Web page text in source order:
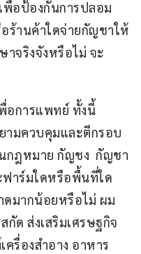
พื่อป้องกันการปลอม
ร้านค้าใดจ่ายกัญชาให้
จริงจังหรือไม่ จะ
อการแพทย์ ทั้งนี้
ามควบคุมและตีกรอบ
กฎหมาย กัญชง  กัญชา
ฟาร์มใดหรือพื้นที่ใด
ดมากน้อยหรือไม่ ผม
ด ส่งเสริมเศรษฐกิจ
รื่องสำอาง อาหาร